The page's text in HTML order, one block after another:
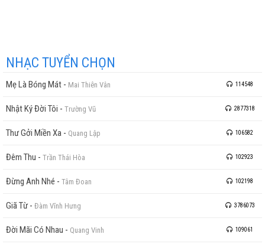
NHẠC TUYỂN CHỌN
Mẹ Là Bóng Mát - Mai Thiên Vân 114548
Nhật Ký Đời Tôi - Trường Vũ 2877318
Thư Gởi Miền Xa - Quang Lập 106582
Đêm Thu - Trần Thái Hòa 102923
Đừng Anh Nhé - Tâm Đoan 102198
Giã Từ - Đàm Vĩnh Hưng 3786073
Đời Mãi Có Nhau - Quang Vinh 109061